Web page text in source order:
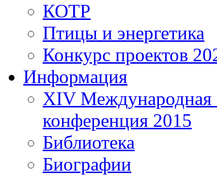
КОТР
Птицы и энергетика
Конкурс проектов
Информация
XIV Международная
конференция 2015
Библиотека
Биографии